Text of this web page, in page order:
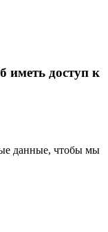
иметь доступ к
данные, чтобы мы